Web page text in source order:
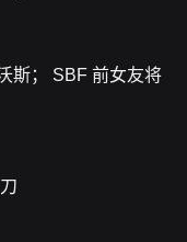
斯； SBF 前女友将